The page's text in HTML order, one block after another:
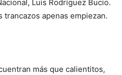
Luis Rodríguez Bucio.
trancazos apenas empiezan.
más que calientitos,